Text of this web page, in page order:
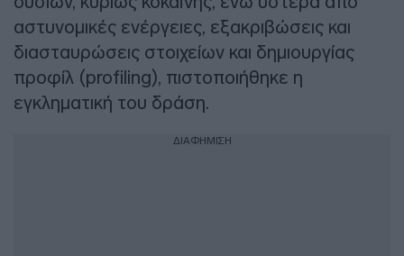
αστυνομικές ενέργειες, εξακριβώσεις και
διασταυρώσεις στοιχείων και δημιουργίας
προφίλ (profiling), πιστοποιήθηκε η
εγκληματική του δράση.
ΔΙΑΦΗΜΙΣΗ